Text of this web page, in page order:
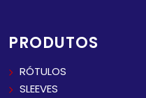
PRODUTOS
RÓTULOS
SLEEVES